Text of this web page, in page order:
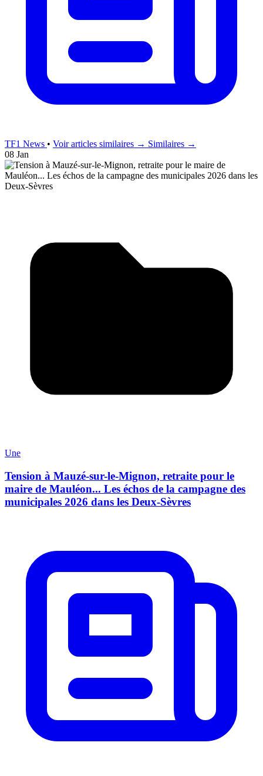
TF1 News • Voir articles similaires → Similaires →
08 Jan
Une
Tension à Mauzé-sur-le-Mignon, retraite pour le
maire de Mauléon... Les échos de la campagne des
municipales 2026 dans les Deux-Sèvres